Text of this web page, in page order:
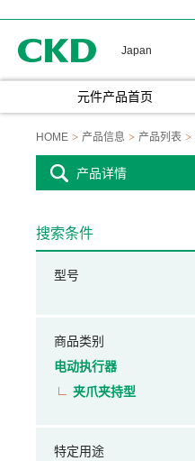
Japan
元件产品首页
HOME 产品信息 产品列表
产品详情
搜索条件
型号
商品类别
电动执行器
夹爪夹持型
特定用途